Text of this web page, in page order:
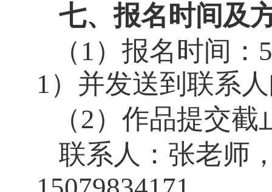
七、报名时间及
（1）报名时间
1）并发送到联系
（2）作品提交
联系人：张老师